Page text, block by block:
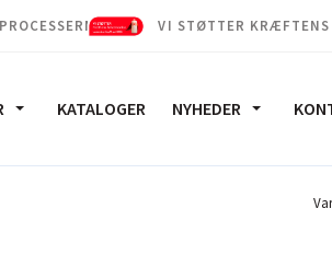
VI STØTTER
KATALOGER NYHEDER